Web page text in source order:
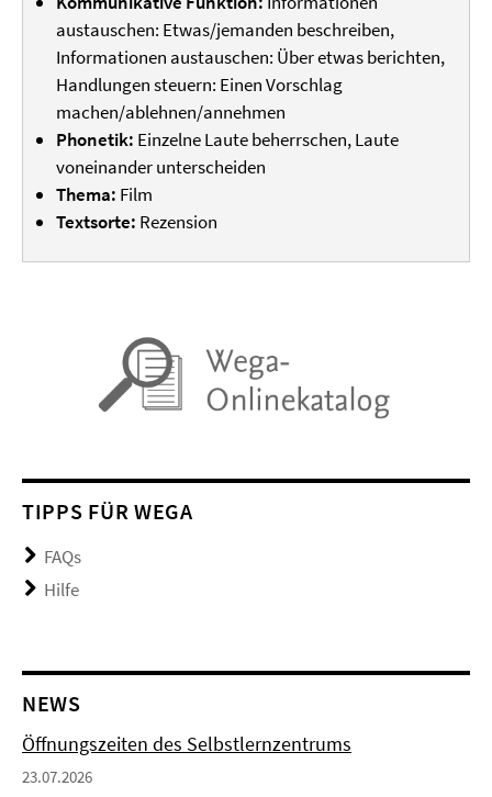
austauschen: Etwas/jemanden beschreiben,
Informationen austauschen: Über etwas berichten,
Handlungen steuern: Einen Vorschlag
machen/ablehnen/annehmen
Phonetik: Einzelne Laute beherrschen, Laute
voneinander unterscheiden
Thema: Film
Textsorte: Rezension
TIPPS FÜR WEGA
FAQs
Hilfe
NEWS
Öffnungszeiten des Selbstlernzentrums
23.07.2026